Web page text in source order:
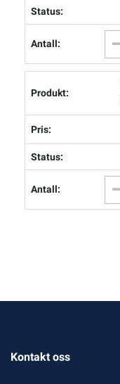
Kontakt oss